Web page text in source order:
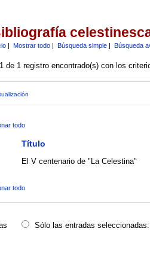
| Mostrar todo| Búsqueda simple| Búsqueda
de 1 registro encontrado(s) con los
todo
Título
El V centenario de "La Celestina"
todo
Sólo las entradas seleccionadas: